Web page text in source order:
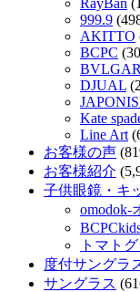
RayBan
999.9
AKITTO
BCPC
DJUAL
Kate
Line Art
お客様の声
お客様紹介
子供眼鏡・キ
omodok-
トマト
度付サングラ
サングラス